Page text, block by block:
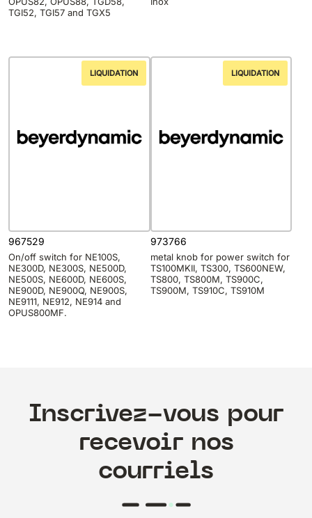
TGI52, TGI57 and TGX5
LIQUIDATION
967529
On/off switch for NE100S,
NE300D, NE300S, NE500D,
NE500S, NE600D, NE600S,
NE900D, NE900Q, NE900S,
NE9111, NE912, NE914 and
OPUS800MF.
LIQUIDATION
973766
metal knob for power switch for
TS100MKII, TS300, TS600NEW,
TS800, TS800M, TS900C,
TS900M, TS910C, TS910M
Inscrivez-vous pour
recevoir nos
courriels